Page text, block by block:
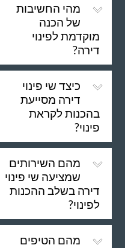
מהי החשיבות
של הכנה
מוקדמת לפינוי
דירה?
כיצד שי פינוי
דירה מסייעת
בהכנות לקראת
פינוי?
מהם השירותים
שמציעה שי פינוי
דירה בשלב ההכנות
לפינוי?
מהם הטיפים